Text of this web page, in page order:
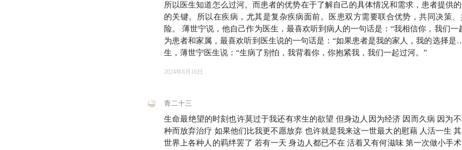
👆👆👆
另外，欢迎你在评论区写下听完这期节目后你的感受，我们会根据大家的留言，抽出五
非常打动我的《命悬一线，我不放手》。
薄世宁：北京大学第三医院危重医学科的主任医师。已出版：《医学通识讲义》《命悬
🪂 故事线
所以医生知道怎么过河。而患者的优势在于了解自己的具体情况和需求，患者提供
的关键。所以在疾病，尤其是复杂疾病面前。医患双方需要联合优势，共同决策
险。 薄世宁说，他自己作为医生，最喜欢听到病人的一句话是：“我相信你，我们一
为患者和家属，最喜欢听到医生说的一句话是：“如果患者是我的家人，我的选择
生，薄世宁医生说：“生病了别怕，我背着你，你抱紧我，我们一起过河。”
2024年6月16日
青二十三
生命最绝望的时刻也许莫过于我还有求生的欲望 但身边人因为经济 因而久病 因为
种而放弃治疗 如果他们比我更不愿放弃 也许就是我来这一世最大的慰藉 人活一生
世界上各种人的羁绊罢了 若有一天 身边人都已不在 活着又有何滋味 第一次做小手